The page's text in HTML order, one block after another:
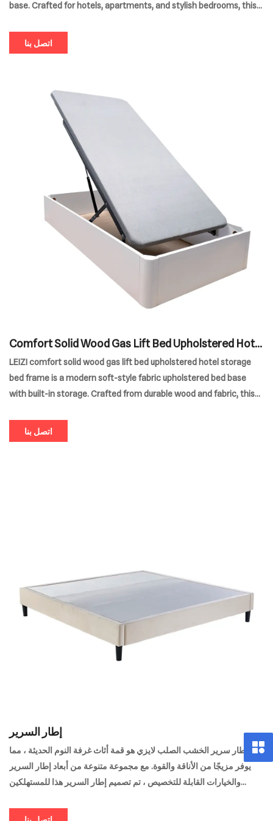
base. Crafted for hotels, apartments, and stylish bedrooms, this
upholstery, designed to offer long-lasting comfort and premium
support.
اتصل بنا
Comfort Solid Wood Gas Lift Bed Upholstered Hotel
Storage Bed Frame
LEIZI comfort solid wood gas lift bed upholstered hotel storage
bed frame is a modern soft-style fabric upholstered bed base
with built-in storage. Crafted from durable wood and fabric, this
both comfort and functionality.
اتصل بنا
إطار السرير
إطار سرير الخشب الصلب لايزي هو قمة أثاث غرفة النوم الحديثة ، مما
يوفر مزيجًا من الأناقة والقوة. مع مجموعة متنوعة من أبعاد إطار السرير
والخيارات القابلة للتخصيص ، تم تصميم إطار السرير هذا للمستهلكين